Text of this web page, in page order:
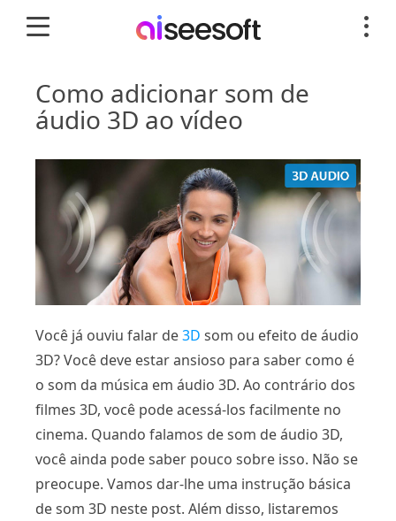
Como adicionar som de
áudio 3D ao vídeo
Você já ouviu falar de3D som ou efeito de áudio
3D? Você deve estar ansioso para saber como é
o som da música em áudio 3D. Ao contrário dos
filmes 3D, você pode acessá-los facilmente no
cinema. Quando falamos de som de áudio 3D,
você ainda pode saber pouco sobre isso. Não se
preocupe. Vamos dar-lhe uma instrução básica
de som 3D neste post. Além disso, listaremos